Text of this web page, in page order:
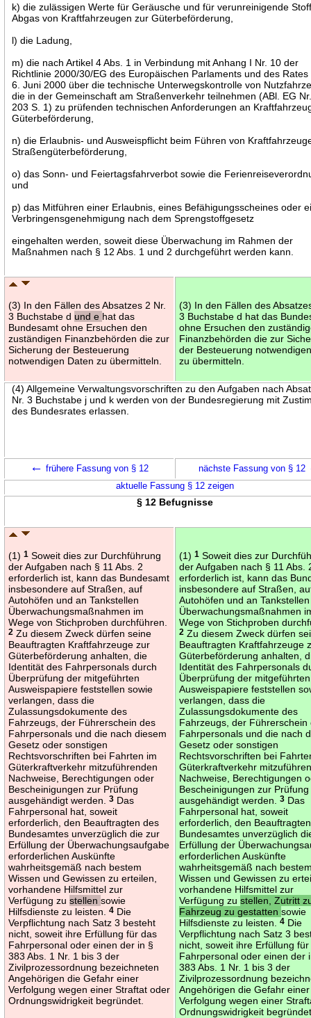
k) die zulässigen Werte für Geräusche und für verunreinigende
Abgas von Kraftfahrzeugen zur Güterbeförderung,
l) die Ladung,
m) die nach Artikel 4 Abs. 1 in Verbindung mit Anhang I Nr. 10 der
Richtlinie 2000/30/EG des Europäischen Parlaments und des Rates
6. Juni 2000 über die technische Unterwegskontrolle von
die in der Gemeinschaft am Straßenverkehr teilnehmen (ABl. EG
203 S. 1) zu prüfenden technischen Anforderungen an
Güterbeförderung,
n) die Erlaubnis- und Ausweispflicht beim Führen von
Straßengüterbeförderung,
o) das Sonn- und Feiertagsfahrverbot sowie die
und
p) das Mitführen einer Erlaubnis, eines Befähigungsscheines oder
Verbringensgenehmigung nach dem Sprengstoffgesetz
eingehalten werden, soweit diese Überwachung im Rahmen der
Maßnahmen nach § 12 Abs. 1 und 2 durchgeführt werden kann.
(3) In den Fällen des Absatzes 2 Nr.
3 Buchstabe d und e hat das
Bundesamt ohne Ersuchen den
zuständigen Finanzbehörden die zur
Sicherung der Besteuerung
notwendigen Daten zu übermitteln.
(3) In den Fällen des
3 Buchstabe d hat das
ohne Ersuchen den
Finanzbehörden die zur
der Besteuerung
zu übermitteln.
(4) Allgemeine Verwaltungsvorschriften zu den Aufgaben nach
Nr. 3 Buchstabe j und k werden von der Bundesregierung mit
des Bundesrates erlassen.
← frühere Fassung von § 12 nächste Fassung von § 12
aktuelle Fassung § 12 zeigen
§ 12 Befugnisse
(1)1 Soweit dies zur Durchführung
der Aufgaben nach § 11 Abs. 2
erforderlich ist, kann das Bundesamt
insbesondere auf Straßen, auf
Autohöfen und an Tankstellen
Überwachungsmaßnahmen im
Wege von Stichproben durchführen.
2 Zu diesem Zweck dürfen seine
Beauftragten Kraftfahrzeuge zur
Güterbeförderung anhalten, die
Identität des Fahrpersonals durch
Überprüfung der mitgeführten
Ausweispapiere feststellen sowie
verlangen, dass die
Zulassungsdokumente des
Fahrzeugs, der Führerschein des
Fahrpersonals und die nach diesem
Gesetz oder sonstigen
Rechtsvorschriften bei Fahrten im
Güterkraftverkehr mitzuführenden
Nachweise, Berechtigungen oder
Bescheinigungen zur Prüfung
ausgehändigt werden.3 Das
Fahrpersonal hat, soweit
erforderlich, den Beauftragten des
Bundesamtes unverzüglich die zur
Erfüllung der Überwachungsaufgabe
erforderlichen Auskünfte
wahrheitsgemäß nach bestem
Wissen und Gewissen zu erteilen,
vorhandene Hilfsmittel zur
Verfügung zustellensowie
Hilfsdienste zu leisten.4 Die
Verpflichtung nach Satz 3 besteht
nicht, soweit ihre Erfüllung für das
Fahrpersonal oder einen der in §
383 Abs. 1 Nr. 1 bis 3 der
Zivilprozessordnung bezeichneten
Angehörigen die Gefahr einer
Verfolgung wegen einer Straftat oder
Ordnungswidrigkeit begründet.
(1)1 Soweit dies zur
der Aufgaben nach § 11 Abs.
erforderlich ist, kann das
insbesondere auf Straßen,
Autohöfen und an Tankstellen
Überwachungsmaßnahmen
Wege von Stichproben
2 Zu diesem Zweck dürfen
Beauftragten Kraftfahrzeuge
Güterbeförderung anhalten,
Identität des Fahrpersonals
Überprüfung der mitgeführten
Ausweispapiere feststellen
verlangen, dass die
Zulassungsdokumente des
Fahrzeugs, der Führerschein
Fahrpersonals und die nach
Gesetz oder sonstigen
Rechtsvorschriften bei
Güterkraftverkehr
Nachweise, Berechtigungen
Bescheinigungen zur Prüfung
ausgehändigt werden.3 Das
Fahrpersonal hat, soweit
erforderlich, den
Bundesamtes unverzüglich
Erfüllung der
erforderlichen Auskünfte
wahrheitsgemäß nach
Wissen und Gewissen zu
vorhandene Hilfsmittel zur
Verfügung zustellen, Zutritt
Fahrzeug zu gestattensowie
Hilfsdienste zu leisten.4 Die
Verpflichtung nach Satz 3
nicht, soweit ihre Erfüllung
Fahrpersonal oder einen der
383 Abs. 1 Nr. 1 bis 3 der
Zivilprozessordnung
Angehörigen die Gefahr einer
Verfolgung wegen einer
Ordnungswidrigkeit